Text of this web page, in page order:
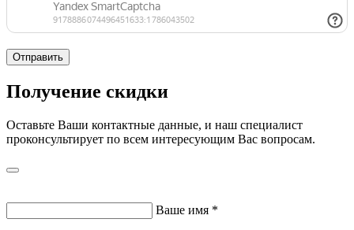
Отправить
Получение скидки
Оставьте Ваши контактные данные, и наш специалист
проконсультирует по всем интересующим Вас вопросам.
Ваше имя *